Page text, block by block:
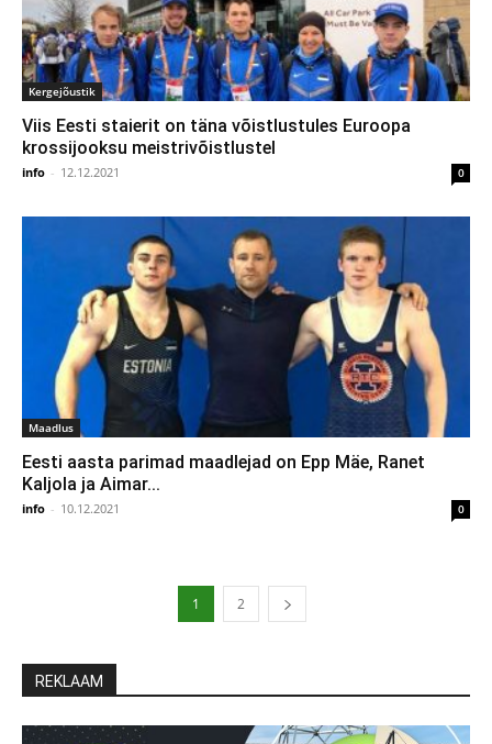
Kergejõustik
Viis Eesti staierit on täna võistlustules Euroopa
krossijooksu meistrivõistlustel
info - 12.12.2021 0
Maadlus
Eesti aasta parimad maadlejad on Epp Mäe, Ranet
Kaljola ja Aimar...
info - 10.12.2021 0
1 2
REKLAAM